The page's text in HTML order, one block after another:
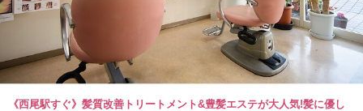
《西尾駅すぐ》髪質改善トリートメント&豊髪エステが大人気!髪に優し